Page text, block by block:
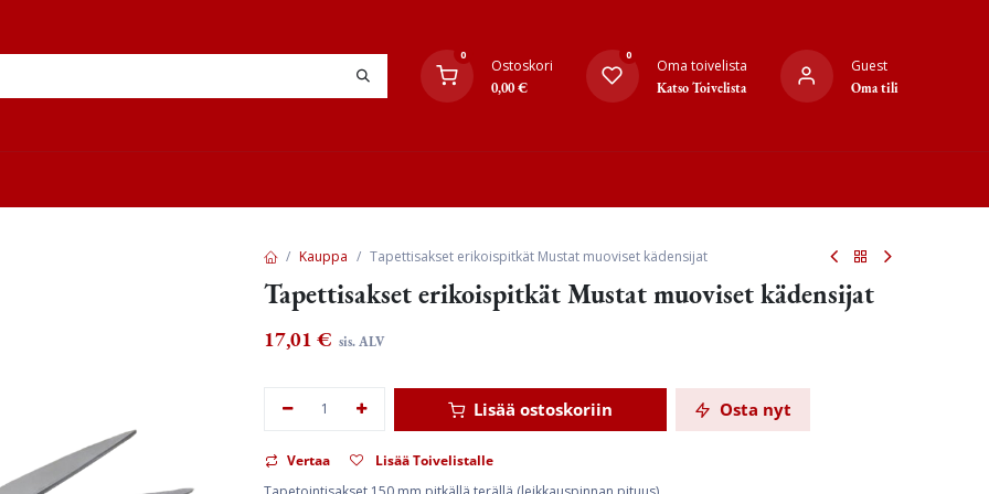
0
Ostoskori
0,00€
0
Oma toivelista
Katso Toivelista
Guest
Oma tili
Kauppa Tapettisakset erikoispitkät Mustat muoviset kädensijat
Tapettisakset erikoispitkät Mustat muoviset kädensijat
17,01 € sis. ALV
Lisää ostoskoriin Osta nyt
Vertaa
Lisää Toivelistalle